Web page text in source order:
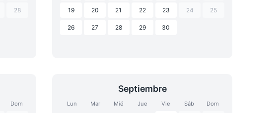
28 19 20 21 22 23 24 25
26 27 28 29 30
Dom
Septiembre
Lun Mar Mié Jue Vie Sáb Dom